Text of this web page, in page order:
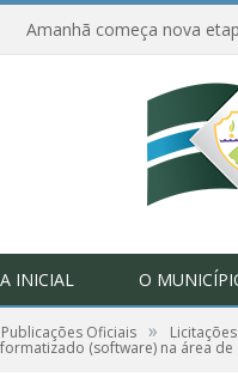
INICIAL O
Publicações Oficiais » Licitações
(software) na área